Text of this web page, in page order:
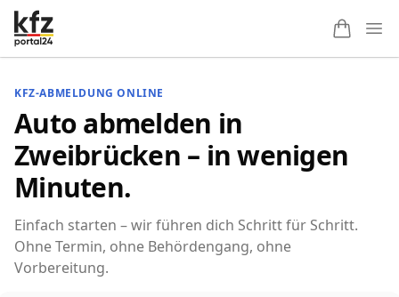
KFZ-ABMELDUNG ONLINE
Auto abmelden in
Zweibrücken – in wenigen
Minuten.
Einfach starten – wir führen dich Schritt für Schritt.
Ohne Termin, ohne Behördengang, ohne
Vorbereitung.